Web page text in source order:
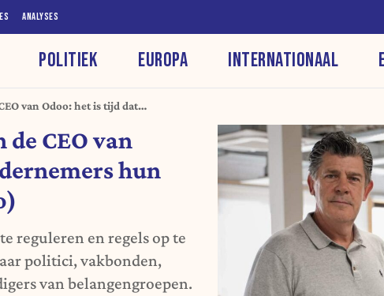
ANALYSES
POLITIEK EUROPA INTERNATIONAAL
van Odoo: het is tijd dat
CEO van
hun
reguleren en regels op te
politici, vakbonden,
van belangengroepen.